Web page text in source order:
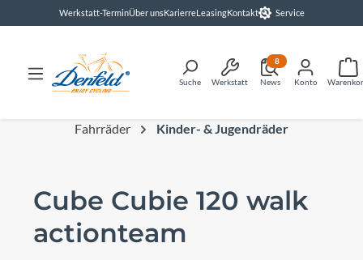
springenWerkstatt-TerminÜber unsKarierreLeasingKontakt Service
Suche Werkstatt News
8
Konto
Fahrräder Kinder- & Jugendräder
Cube Cubie 120 walk
actionteam